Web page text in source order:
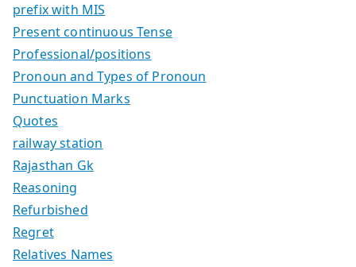
prefix with MIS
Present continuous Tense
Professional/positions
Pronoun and Types of Pronoun
Punctuation Marks
Quotes
railway station
Rajasthan Gk
Reasoning
Refurbished
Regret
Relatives Names